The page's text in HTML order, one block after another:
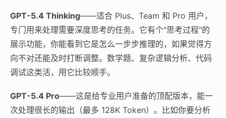
GPT-5.4 Thinking——适合 Plus、Team 和 Pro 用户，
专门用来处理需要深度思考的任务。它有个"思考过程"的
展示功能，你能看到它是怎么一步步推理的，如果觉得方
向不对还能及时打断调整。数学题、复杂逻辑分析、代码
调试这类活，用它比较顺手。
GPT-5.4 Pro——这是给专业用户准备的顶配版本，能一
次处理很长的输出（最多 128K Token）。比如你要分析